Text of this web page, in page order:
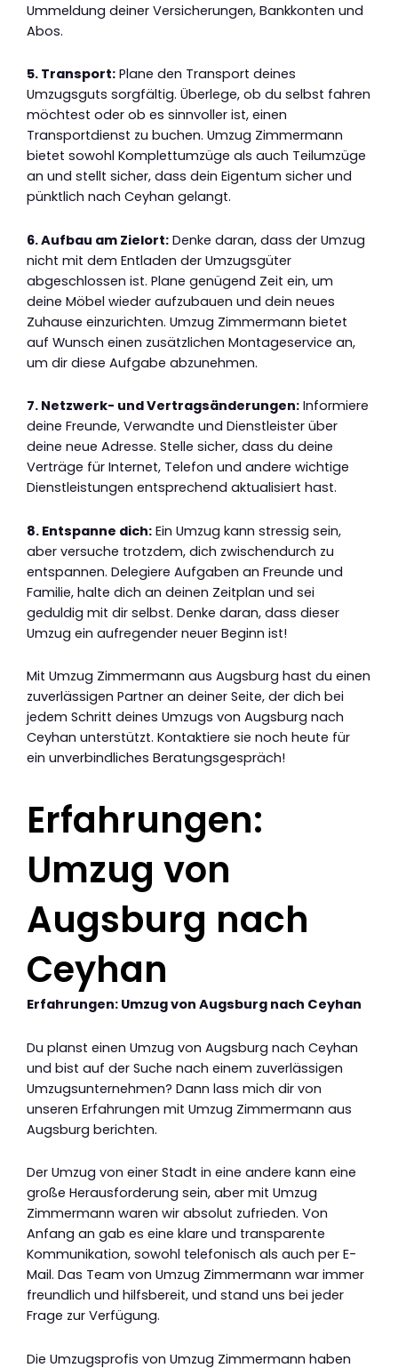
Ummeldung deiner Versicherungen, Bankkonten und
Abos.
5. Transport: Plane den Transport deines
Umzugsguts sorgfältig. Überlege, ob du selbst fahren
möchtest oder ob es sinnvoller ist, einen
Transportdienst zu buchen. Umzug Zimmermann
bietet sowohl Komplettumzüge als auch Teilumzüge
an und stellt sicher, dass dein Eigentum sicher und
pünktlich nach Ceyhan gelangt.
6. Aufbau am Zielort: Denke daran, dass der Umzug
nicht mit dem Entladen der Umzugsgüter
abgeschlossen ist. Plane genügend Zeit ein, um
deine Möbel wieder aufzubauen und dein neues
Zuhause einzurichten. Umzug Zimmermann bietet
auf Wunsch einen zusätzlichen Montageservice an,
um dir diese Aufgabe abzunehmen.
7. Netzwerk- und Vertragsänderungen: Informiere
deine Freunde, Verwandte und Dienstleister über
deine neue Adresse. Stelle sicher, dass du deine
Verträge für Internet, Telefon und andere wichtige
Dienstleistungen entsprechend aktualisiert hast.
8. Entspanne dich: Ein Umzug kann stressig sein,
aber versuche trotzdem, dich zwischendurch zu
entspannen. Delegiere Aufgaben an Freunde und
Familie, halte dich an deinen Zeitplan und sei
geduldig mit dir selbst. Denke daran, dass dieser
Umzug ein aufregender neuer Beginn ist!
Mit Umzug Zimmermann aus Augsburg hast du einen
zuverlässigen Partner an deiner Seite, der dich bei
jedem Schritt deines Umzugs von Augsburg nach
Ceyhan unterstützt. Kontaktiere sie noch heute für
ein unverbindliches Beratungsgespräch!
Erfahrungen:
Umzug von
Augsburg nach
Ceyhan
Erfahrungen: Umzug von Augsburg nach Ceyhan
Du planst einen Umzug von Augsburg nach Ceyhan
und bist auf der Suche nach einem zuverlässigen
Umzugsunternehmen? Dann lass mich dir von
unseren Erfahrungen mit Umzug Zimmermann aus
Augsburg berichten.
Der Umzug von einer Stadt in eine andere kann eine
große Herausforderung sein, aber mit Umzug
Zimmermann waren wir absolut zufrieden. Von
Anfang an gab es eine klare und transparente
Kommunikation, sowohl telefonisch als auch per E-
Mail. Das Team von Umzug Zimmermann war immer
freundlich und hilfsbereit, und stand uns bei jeder
Frage zur Verfügung.
Die Umzugsprofis von Umzug Zimmermann haben